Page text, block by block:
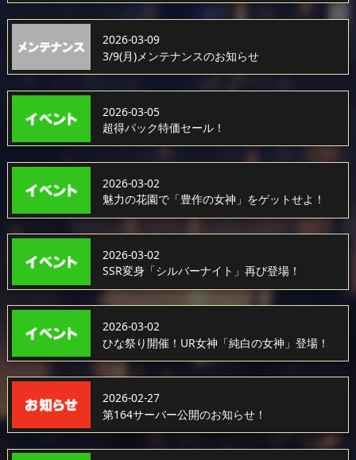
2026-03-09
3/9(月)メンテナンスのお知らせ
2026-03-05
超得パック特価セール！
2026-03-02
魅力の花園で「豊作の女神」をゲットせよ！
2026-03-02
SSR変身「シルバーナイト」再び登場！
2026-03-02
ひな祭り開催！UR女神「純白の女神」登場！
2026-02-27
第164サーバー公開のお知らせ！